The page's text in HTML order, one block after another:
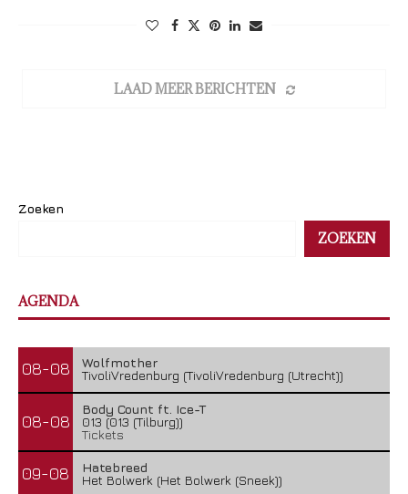
LAAD MEER BERICHTEN
Zoeken
ZOEKEN
AGENDA
08-08
Wolfmother
TivoliVredenburg (TivoliVredenburg (Utrecht))
08-08
Body Count ft. Ice-T
013 (013 (Tilburg))
Tickets
09-08
Hatebreed
Het Bolwerk (Het Bolwerk (Sneek))